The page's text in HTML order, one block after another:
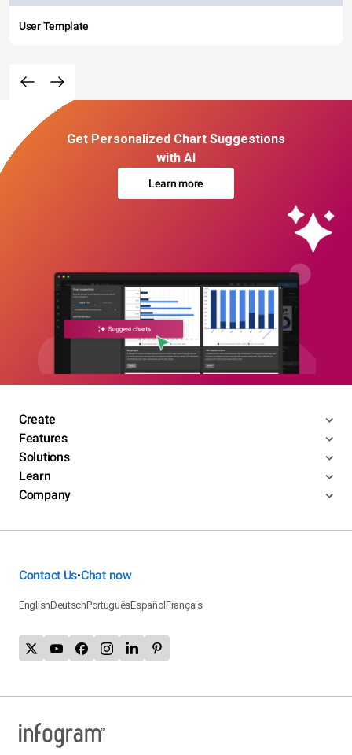
User Template
Get Personalized Chart Suggestions
with AI
Learn more
Create
Features
Solutions
Learn
Company
Contact Us•Chat now
EnglishDeutschPortuguêsEspañolFrançais